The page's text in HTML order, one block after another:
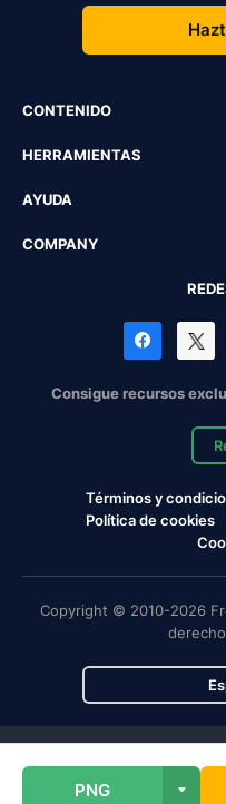
PNG
CONTENIDO
HERRAMIENTAS
AYUDA
COMPANY
Consigue recursos
Términos y
Política de cookies
Copyright © 2010-2026